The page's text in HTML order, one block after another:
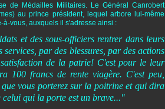
de Médailles Militaires. Le Général Canrobert
au prince président, lequel arbore lui-même
vous, auxquels il s'adresse ainsi :
et des sous-officiers rentrer dans leurs
par des blessures, par des actions
de la patrie! C'est pour le leur
100 francs de rente viagère. C'est peu,
vous porterez sur la poitrine et qui dira
celui qui la porte est un brave..."